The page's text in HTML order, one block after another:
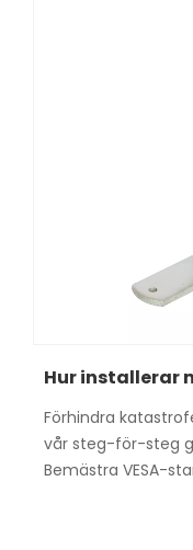
Hur installerar
Förhindra
vår steg-för-steg
Bemästra VESA-